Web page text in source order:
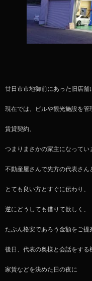
廿日市市地御前にあった旧店舗
現在では、ビルや観光施設を管
賃貸契約、
つまりまさかの家主になってい
不動産屋さんで先方の代表さん
とても良い方とすぐに伝わり、
逆にどうしても借りて欲しく、
たぶん格安であろう金額をご提
後日、代表の奥様と会話をする
家賃などを決めた日の夜に